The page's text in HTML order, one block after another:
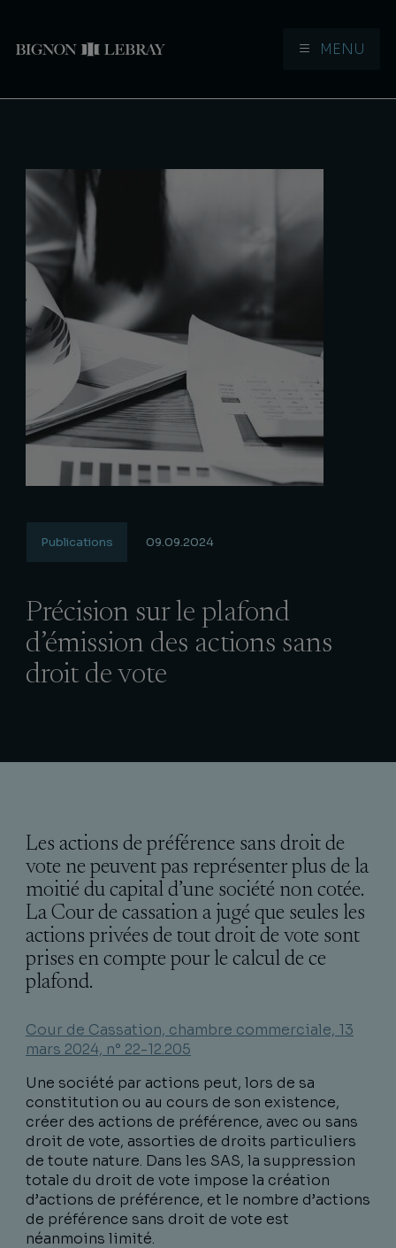
MENU
Publications 09.09.2024
Précision sur le plafond
d’émission des actions sans
droit de vote
Les actions de préférence sans droit de
vote ne peuvent pas représenter plus de la
moitié du capital d’une société non cotée.
La Cour de cassation a jugé que seules les
actions privées de tout droit de vote sont
prises en compte pour le calcul de ce
plafond.
Cour de Cassation, chambre commerciale, 13
mars 2024, n° 22-12.205
Une société par actions peut, lors de sa
constitution ou au cours de son existence,
créer des actions de préférence, avec ou sans
droit de vote, assorties de droits particuliers
de toute nature. Dans les SAS, la suppression
totale du droit de vote impose la création
d’actions de préférence, et le nombre d’actions
de préférence sans droit de vote est
néanmoins limité.